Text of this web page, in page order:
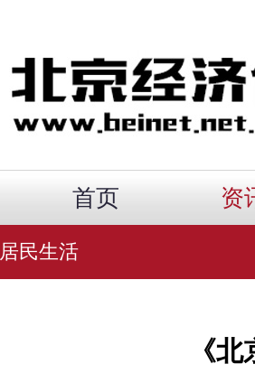
首页 资
居民生活
《